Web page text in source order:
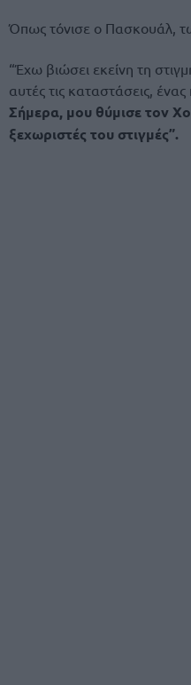
Όπως τόνισε ο Πασκουάλ,
“Έχω βιώσει εκείνη τη
αυτές τις καταστάσεις,
Σήμερα, μου θύμισε τον
ξεχωριστές του στιγμές”.